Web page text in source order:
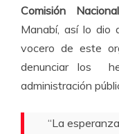
Comisión
Manabí, así lo dio
vocero de este
denunciar los
administración
“La